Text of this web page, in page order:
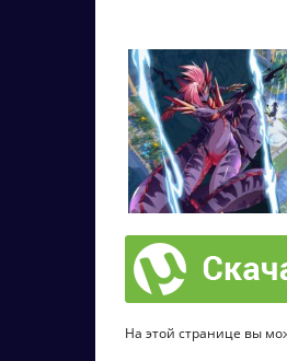
На этой странице вы